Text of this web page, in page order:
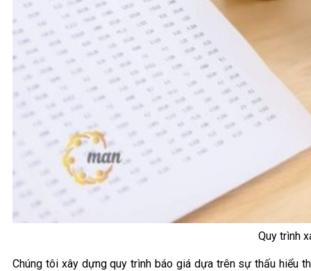
Quy trình
Chúng tôi xây dựng quy trình báo giá dựa trên sự thấu hiểu